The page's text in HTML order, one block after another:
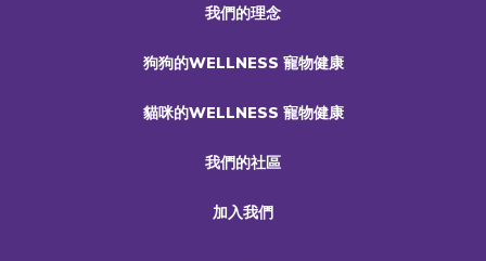
我們的理念
狗狗的WELLNESS 寵物健康
貓咪的WELLNESS 寵物健康
我們的社區
加入我們